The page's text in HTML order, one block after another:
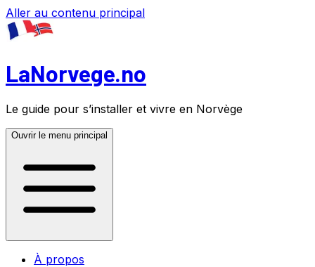
Aller au contenu principal
LaNorvege.no
Le guide pour s’installer et vivre en Norvège
Ouvrir le menu principal
À propos